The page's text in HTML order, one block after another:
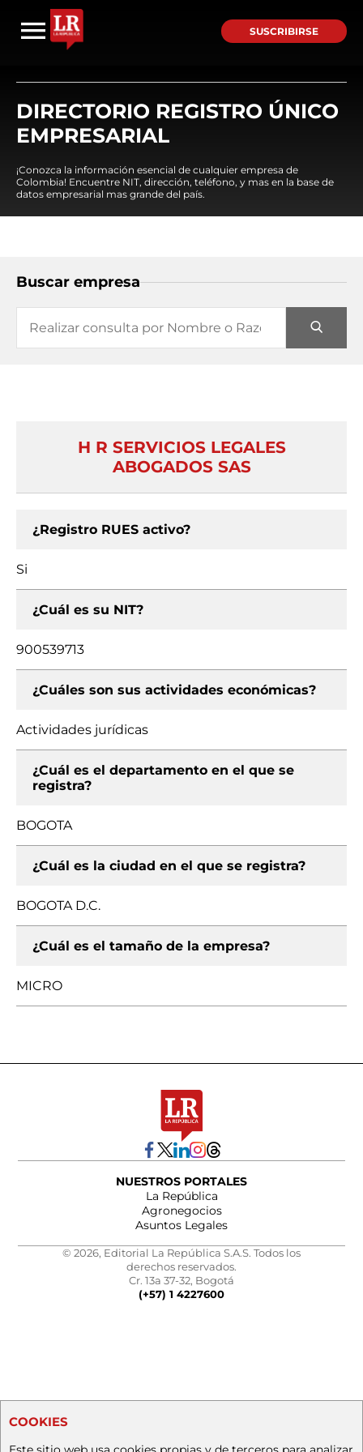
SUSCRIBIRSE
DIRECTORIO REGISTRO ÚNICO
EMPRESARIAL
¡Conozca la información esencial de cualquier empresa de
Colombia! Encuentre NIT, dirección, teléfono, y mas en la base de
datos empresarial mas grande del país.
Buscar empresa
H R SERVICIOS LEGALES
ABOGADOS SAS
¿Registro RUES activo?
Si
¿Cuál es su NIT?
900539713
¿Cuáles son sus actividades económicas?
Actividades jurídicas
¿Cuál es el departamento en el que se
registra?
BOGOTA
¿Cuál es la ciudad en el que se registra?
BOGOTA D.C.
¿Cuál es el tamaño de la empresa?
MICRO
NUESTROS PORTALES
La República
Agronegocios
Asuntos Legales
© 2026, Editorial La República S.A.S. Todos los
derechos reservados.
Cr. 13a 37-32, Bogotá
(+57) 1 4227600
COOKIES